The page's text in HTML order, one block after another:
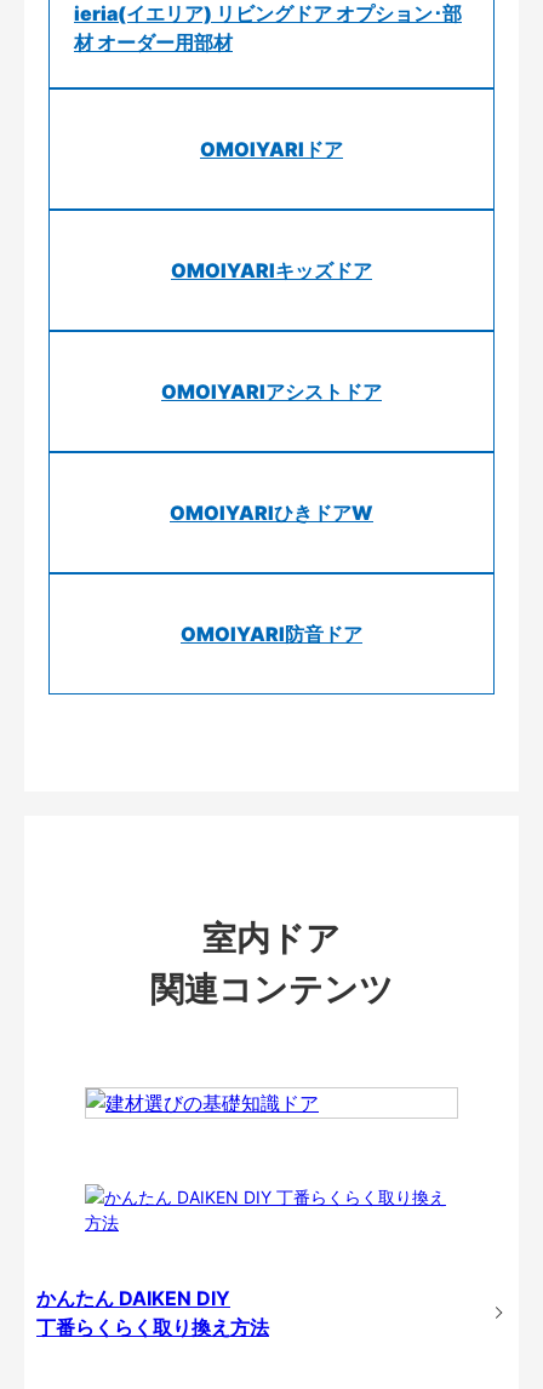
ieria(イエリア) リビングドア オプション･部
材 オーダー用部材
OMOIYARIドア
OMOIYARIキッズドア
OMOIYARIアシストドア
OMOIYARIひきドアW
OMOIYARI防音ドア
室内ドア
関連コンテンツ
かんたん DAIKEN DIY
丁番らくらく取り換え方法